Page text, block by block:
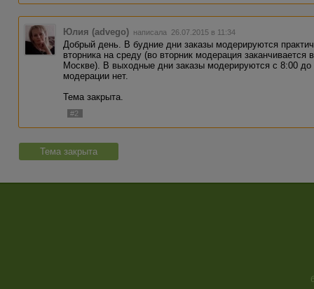
Юлия (advego) написала 26.07.2015 в 11:34
Добрый день. В будние дни заказы модерируются
вторника на среду (во вторник модерация
Москве). В выходные дни заказы модерируются с 8:00 до
модерации нет.
Тема закрыта.
#2
Тема закрыта